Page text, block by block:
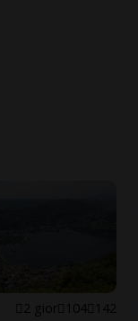
2 gior 104 142